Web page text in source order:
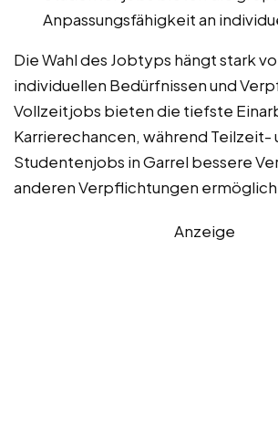
Anpassungsfähigkeit an
Die Wahl des Jobtyps hängt stark
individuellen Bedürfnissen und
Vollzeitjobs bieten die tiefste
Karrierechancen, während Teilzeit-
Studentenjobs in Garrel bessere
anderen Verpflichtungen
Anzeige